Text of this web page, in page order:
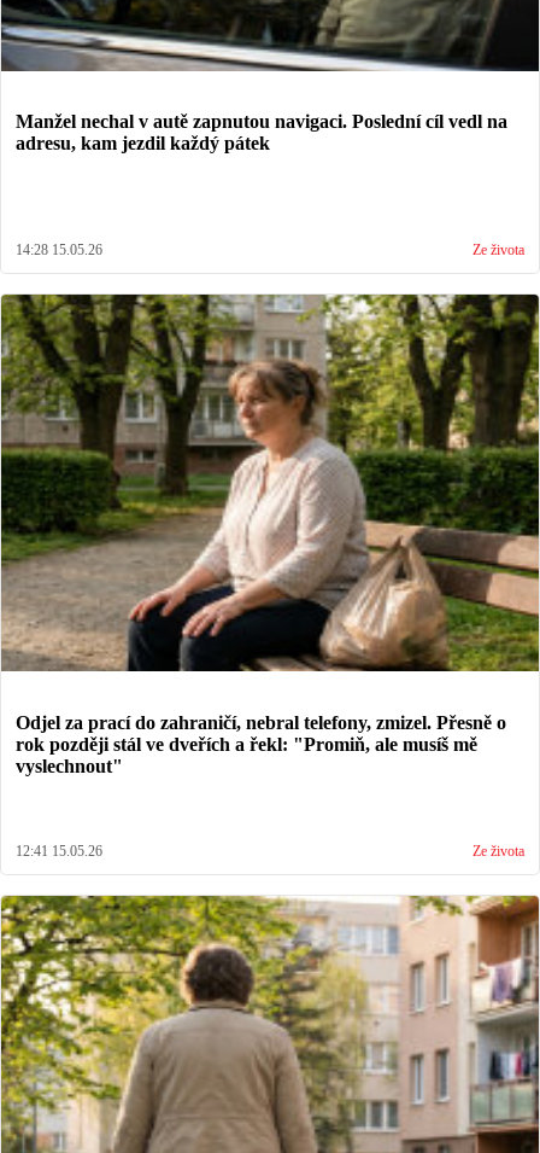
Manžel nechal v autě zapnutou navigaci. Poslední cíl vedl na
adresu, kam jezdil každý pátek
14:28 15.05.26 Ze života
Odjel za prací do zahraničí, nebral telefony, zmizel. Přesně o
rok později stál ve dveřích a řekl: "Promiň, ale musíš mě
vyslechnout"
12:41 15.05.26 Ze života